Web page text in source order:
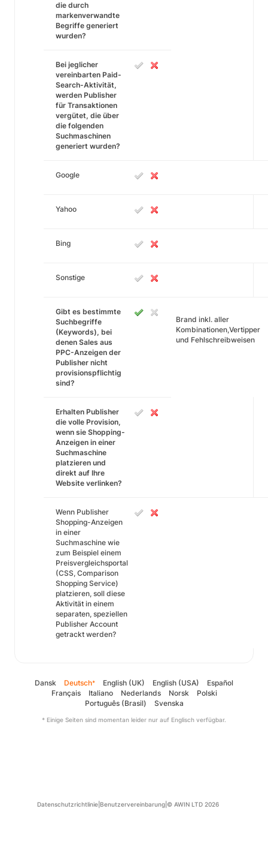
die durch
markenverwandte
Begriffe generiert
wurden?
Bei jeglicher
vereinbarten Paid-
Search-Aktivität,
werden Publisher
für Transaktionen
vergütet, die über
die folgenden
Suchmaschinen
generiert wurden?
Google
Yahoo
Bing
Sonstige
Gibt es bestimmte
Suchbegriffe
(Keywords), bei
denen Sales aus
PPC-Anzeigen der
Publisher nicht
provisionspflichtig
sind?
Brand inkl. aller
Kombinationen,Vertipper
und Fehlschreibweisen
Erhalten Publisher
die volle Provision,
wenn sie Shopping-
Anzeigen in einer
Suchmaschine
platzieren und
direkt auf Ihre
Website verlinken?
Wenn Publisher
Shopping-Anzeigen
in einer
Suchmaschine wie
zum Beispiel einem
Preisvergleichsportal
(CSS, Comparison
Shopping Service)
platzieren, soll diese
Aktivität in einem
separaten, speziellen
Publisher Account
getrackt werden?
Dansk Deutsch* English (UK) English (USA)
Español
Français
Italiano Nederlands Norsk
Polski
Português (Brasil)
Svenska
* Einige Seiten sind momentan leider nur auf Englisch verfügbar.
Datenschutzrichtlinie Benutzervereinbarung © AWIN LTD 2026